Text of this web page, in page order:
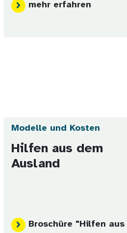
mehr erfahren
Modelle und Kosten
Hilfen aus dem
Ausland
Broschüre "Hilfen aus